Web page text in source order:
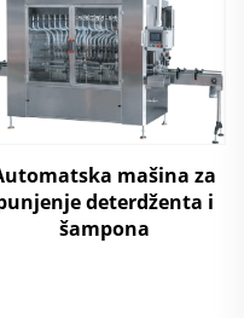
mašina za
deterdženta i
šampona